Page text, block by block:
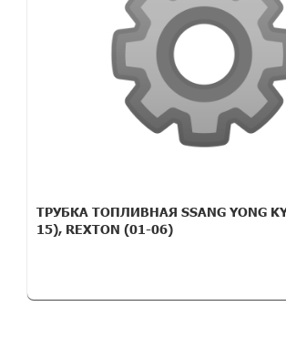
ТРУБКА ТОПЛИВНАЯ SSANG YONG
15), REXTON (01-06)